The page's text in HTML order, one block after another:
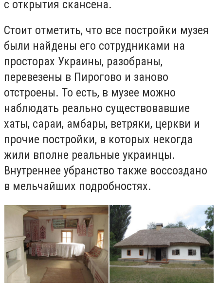
с открытия скансена.
Стоит отметить, что все постройки музея
были найдены его сотрудниками на
просторах Украины, разобраны,
перевезены в Пирогово и заново
отстроены. То есть, в музее можно
наблюдать реально существовавшие
хаты, сараи, амбары, ветряки, церкви и
прочие постройки, в которых некогда
жили вполне реальные украинцы.
Внутреннее убранство также воссоздано
в мельчайших подробностях.